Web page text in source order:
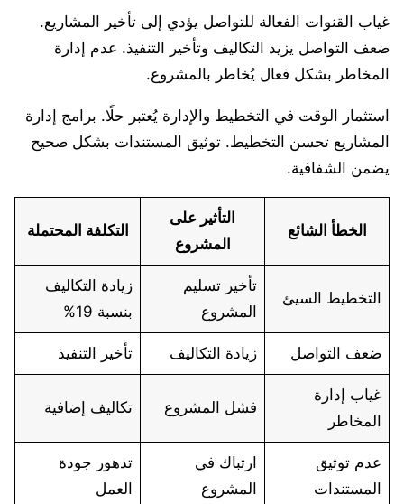
غياب القنوات الفعالة للتواصل يؤدي إلى تأخير المشاريع.
ضعف التواصل يزيد التكاليف وتأخير التنفيذ. عدم إدارة
المخاطر بشكل فعال يُخاطر بالمشروع.
استثمار الوقت في التخطيط والإدارة يُعتبر حلًا. برامج إدارة
المشاريع تحسن التخطيط. توثيق المستندات بشكل صحيح
يضمن الشفافية.
الخطأ الشائع
التأثير على
المشروع
التكلفة المحتملة
التخطيط السيئ
تأخير تسليم
المشروع
زيادة التكاليف
بنسبة 19%
ضعف التواصل زيادة التكاليف تأخير التنفيذ
غياب إدارة
المخاطر
فشل المشروع تكاليف إضافية
عدم توثيق
المستندات
ارتباك في
المشروع
تدهور جودة
العمل